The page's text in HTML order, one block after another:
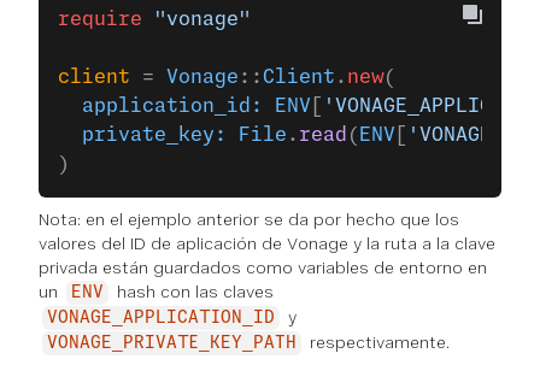
require "vonage"
client = Vonage ::Client . new(
  application_id:
ENV
  private_key:
File . read ( ENV
)
Nota: en el ejemplo anterior se da por hecho que los
valores del ID de aplicación de Vonage y la ruta a la clave
privada están guardados como variables de entorno en
un
ENV hash con las claves
VONAGE_APPLICATION_ID y
VONAGE_PRIVATE_KEY_PATH respectivamente.